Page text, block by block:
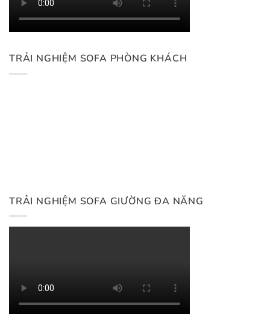
TRẢI NGHIỆM SOFA PHÒNG KHÁCH
TRẢI NGHIỆM SOFA GIƯỜNG ĐA NĂNG